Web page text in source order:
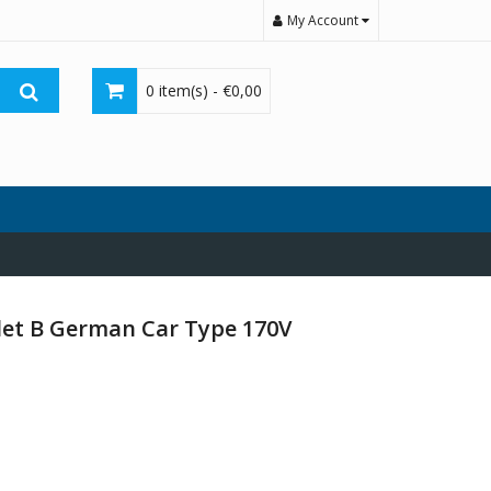
My Account
0 item(s) - €0,00
B German Car Type 170V